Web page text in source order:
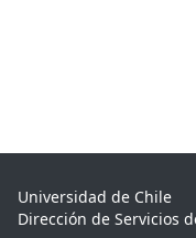
Universidad de Chile
Dirección de Servicios